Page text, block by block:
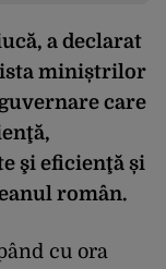
a declarat
miniștrilor
care
şi eficienţă și
român.
cu ora